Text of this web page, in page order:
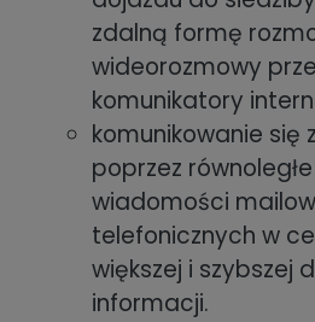
zdalną formę
wideorozmowy
komunikatory
komunikowanie
poprzez
wiadomości
telefonicznych w
większej i szybszej
informacji.